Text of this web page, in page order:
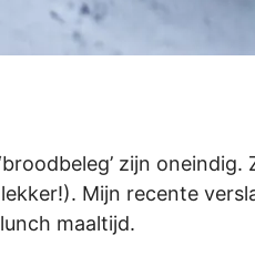
zijn
Mijn recente
maaltijd.